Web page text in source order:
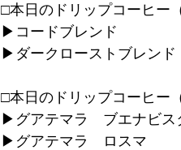
□本日のドリップコーヒー
▶︎コードブレンド
▶︎ダークローストブレンド
□本日のドリップコーヒー
▶︎グアテマラ　ブエナビ
▶︎グアテマラ　ロスマ